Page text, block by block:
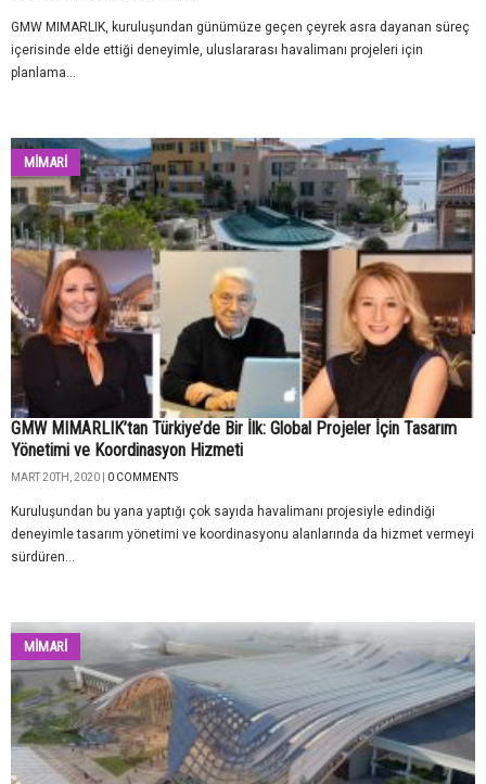
GMW MIMARLIK, kuruluşundan günümüze geçen çeyrek asra dayanan süreç
içerisinde elde ettiği deneyimle, uluslararası havalimanı projeleri için
planlama...
MİMARİ
GMW MIMARLIK’tan Türkiye’de Bir İlk: Global Projeler İçin Tasarım
Yönetimi ve Koordinasyon Hizmeti
MART 20TH, 2020 | 0 COMMENTS
Kuruluşundan bu yana yaptığı çok sayıda havalimanı projesiyle edindiği
deneyimle tasarım yönetimi ve koordinasyonu alanlarında da hizmet vermeyi
sürdüren...
MİMARİ